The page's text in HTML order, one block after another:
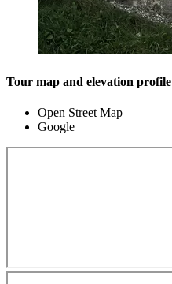
Tour map and elevation profile
Open Street Map
Google